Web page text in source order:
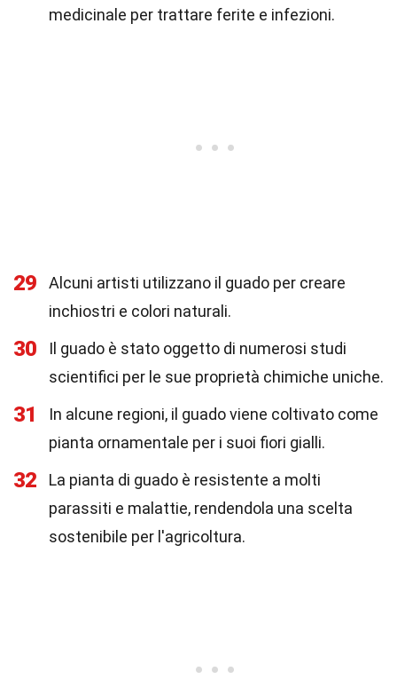
medicinale per trattare ferite e infezioni.
29
Alcuni artisti utilizzano il guado per creare
inchiostri e colori naturali.
30
Il guado è stato oggetto di numerosi studi
scientifici per le sue proprietà chimiche uniche.
31
In alcune regioni, il guado viene coltivato come
pianta ornamentale per i suoi fiori gialli.
32
La pianta di guado è resistente a molti
parassiti e malattie, rendendola una scelta
sostenibile per l'agricoltura.